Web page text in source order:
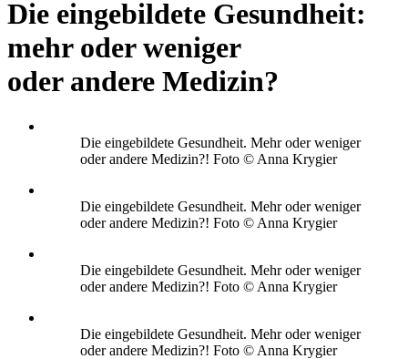
Die eingebildete Gesundheit:
mehr oder weniger
oder andere Medizin?
Die eingebildete Gesundheit. Mehr oder weniger
oder andere Medizin?! Foto © Anna Krygier
Die eingebildete Gesundheit. Mehr oder weniger
oder andere Medizin?! Foto © Anna Krygier
Die eingebildete Gesundheit. Mehr oder weniger
oder andere Medizin?! Foto © Anna Krygier
Die eingebildete Gesundheit. Mehr oder weniger
oder andere Medizin?! Foto © Anna Krygier